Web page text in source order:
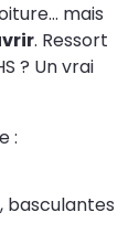
mais
. Ressort
? Un vrai
:
basculantes